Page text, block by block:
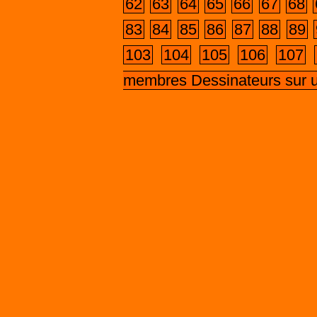
62 63 64 65 66 67 68
83 84 85 86 87 88 89
103
104 105 106 107
membres Dessinateurs sur